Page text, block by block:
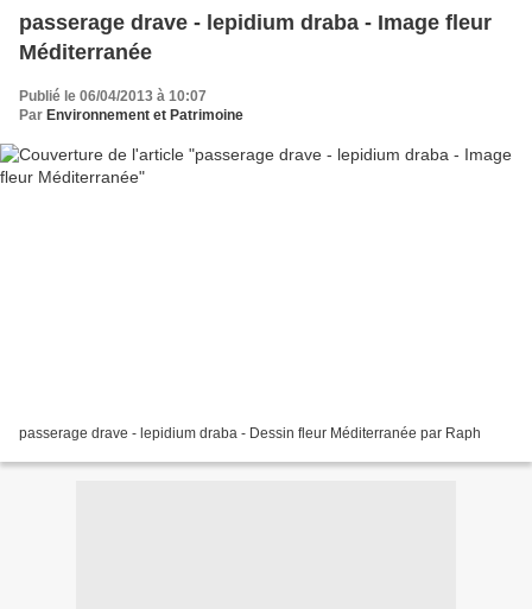
passerage drave - lepidium draba - Image fleur
Méditerranée
Publié le 06/04/2013 à 10:07
Par Environnement et Patrimoine
passerage drave - lepidium draba - Dessin fleur Méditerranée par Raph